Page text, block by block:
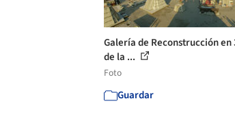
Galería de Reconstrucción
de la ...
Foto
Guardar